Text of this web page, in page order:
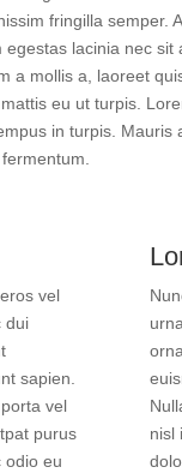
fringilla semper.
lacinia nec
a mollis a, laoreet
eu ut turpis.
in turpis.
vel
dui
sapien.
vel
purus
odio eu
nisl